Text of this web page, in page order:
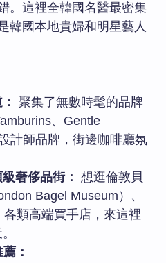
。這裡全韓國名醫最密集
韓國本地貴婦和明星藝人
聚集了無數時髦的品牌
、Gentle
計師品牌，街邊咖啡廳氛
奢侈品街： 想逛倫敦貝
Bagel Museum）、
各類高端買手店，來這裡
：